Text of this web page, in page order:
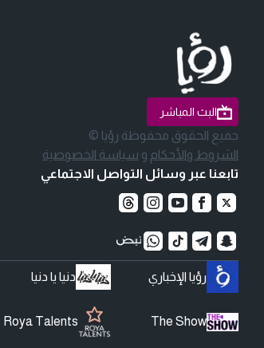
البث المباشر
جميع الحقوق محفوظة رؤيا ©
الشروط والأحكام و سياسة الخصوصية
تابعنا عبر وسائل التواصل الاجتماعي
رؤيا الإخباري دنيا يا دنيا
The Show
Roya Talents